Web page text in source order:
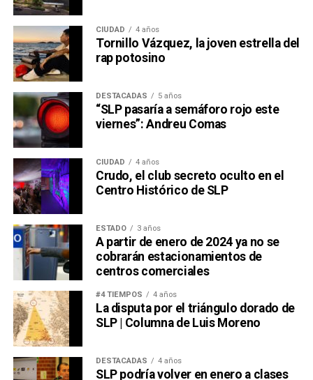
CIUDAD 4 años
Tornillo Vázquez, la joven estrella del
rap potosino
DESTACADAS 5 años
“SLP pasaría a semáforo rojo este
viernes”: Andreu Comas
CIUDAD 4 años
Crudo, el club secreto oculto en el
Centro Histórico de SLP
ESTADO 3 años
A partir de enero de 2024 ya no se
cobrarán estacionamientos de
centros comerciales
#4 TIEMPOS 4 años
La disputa por el triángulo dorado de
SLP | Columna de Luis Moreno
DESTACADAS 4 años
SLP podría volver en enero a clases